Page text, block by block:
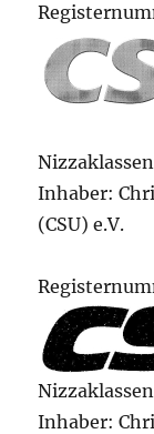
Inhaber:
(CSU) e.V.
Inhaber: